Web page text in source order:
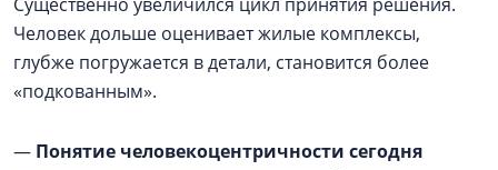
Человек дольше оценивает жилые комплексы,
глубже погружается в детали, становится более
«подкованным».
— Понятие человекоцентричности сегодня